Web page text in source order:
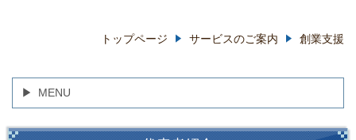
トップページ サービスのご案内 創業支援
MENU